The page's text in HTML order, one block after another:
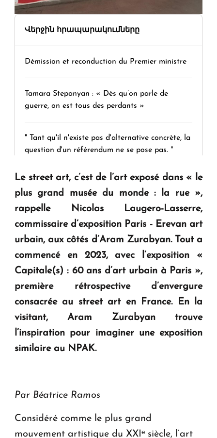
Վերջին հրապարակումները
Démission et reconduction du Premier ministre
Tamara Stepanyan : « Dès qu’on parle de
guerre, on est tous des perdants »
" Tant qu'il n'existe pas d'alternative concrète, la
question d'un référendum ne se pose pas. "
KASA : 30 ans d'audace, de résilience et d'avenir
en Arménie
Le premier hôtel Hyatt Regency d'Arménie
ouvrira ses portes à Dilijan
Le street art, c’est de l’art exposé dans « le
plus grand musée du monde : la rue»,
rappelle Nicolas Laugero-Lasserre,
commissaire d’exposition Paris - Erevan art
urbain, aux côtés d’Aram Zurabyan. Tout a
commencé en 2023, avec l’exposition «
Capitale(s) : 60 ans d’art urbain à Paris »,
première rétrospective d’envergure
consacrée au street arten France. En la
visitant, Aram Zurabyan trouve
l’inspiration pour imaginer une exposition
similaire au NPAK.
Par Béatrice Ramos
Considéré comme le plus grand
mouvement artistique du XXIᵉ siècle, l’art